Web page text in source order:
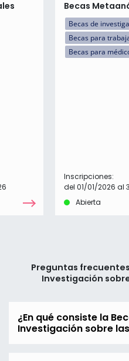
Becas
Becas de
Becas para
Becas para
Inscripciones:
del 01/01/2026 al
Abierta
Preguntas
Investigación
¿En qué consiste la
Investigación sobre